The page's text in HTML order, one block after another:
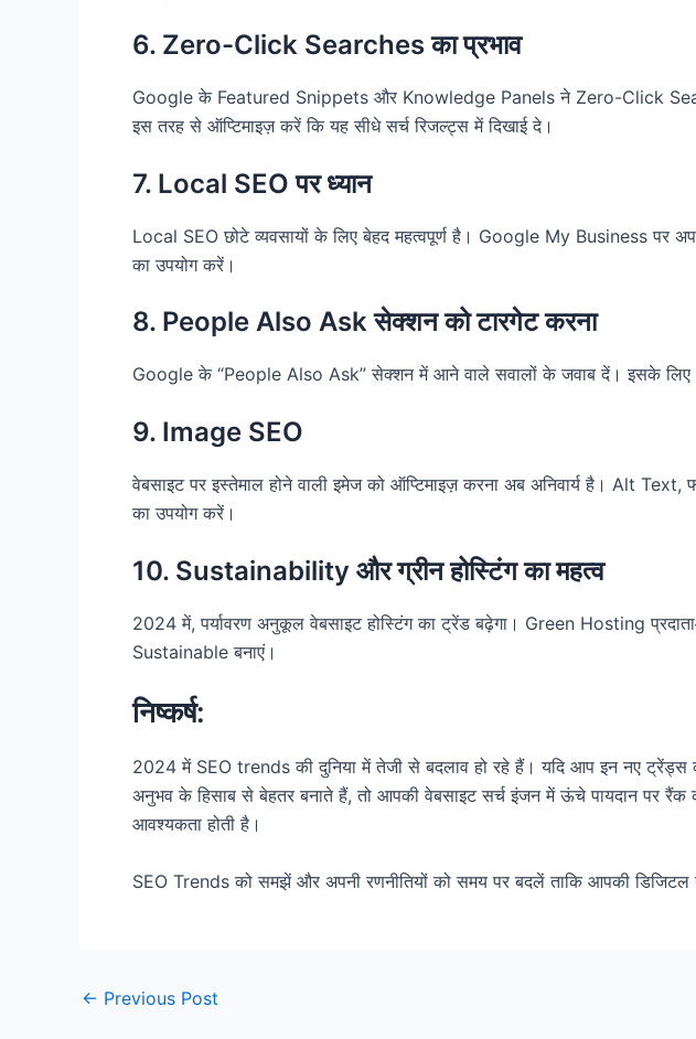
6. Zero-Click Searches का प्रभाव
Google के Featured Snippets और Knowledge Panels ने Zero-Click
इस तरह से ऑप्टिमाइज़ करें कि यह सीधे सर्च रिजल्ट्स में दिखाई दे।
7. Local SEO पर ध्यान
Local SEO छोटे व्यवसायों के लिए बेहद महत्वपूर्ण है। Google My Business पर
का उपयोग करें।
8. People Also Ask सेक्शन को टारगेट करना
Google के “People Also Ask” सेक्शन में आने वाले सवालों के जवाब दें। इसके लिए
9. Image SEO
वेबसाइट पर इस्तेमाल होने वाली इमेज को ऑप्टिमाइज़ करना अब अनिवार्य है। Alt
का उपयोग करें।
10. Sustainability और ग्रीन होस्टिंग का महत्व
2024 में, पर्यावरण अनुकूल वेबसाइट होस्टिंग का ट्रेंड बढ़ेगा। Green Hosting
Sustainable बनाएं।
निष्कर्ष:
2024 में SEO trends की दुनिया में तेजी से बदलाव हो रहे हैं। यदि आप इन नए ट्रेंड्स
अनुभव के हिसाब से बेहतर बनाते हैं, तो आपकी वेबसाइट सर्च इंजन में ऊंचे पायदान पर
आवश्यकता होती है।
SEO Trends को समझें और अपनी रणनीतियों को समय पर बदलें ताकि आपकी डिजिटल
Post
← Previous Post